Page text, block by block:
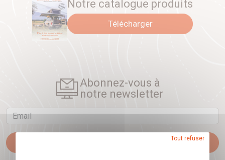
Notre catalogue produits
Télécharger
Abonnez-vous à
notre newsletter
Email
Tout refuser